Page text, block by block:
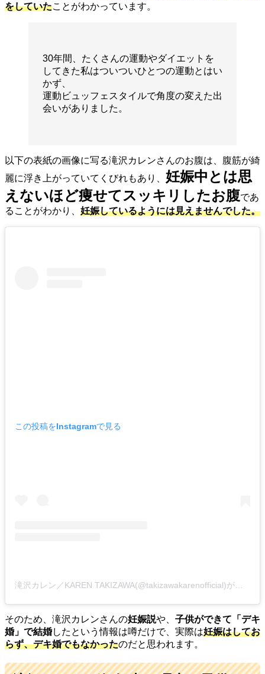
をしていたことがわかっています。
30年間、たくさんの運動やダイエットを
してきた私はついついひとつの運動とはい
かず、
運動ビュッフェスタイルで角度の変えた出
会いがありました。
以下の表紙の画像に写る滝沢カレンさんのお腹は、腹筋が綺
麗に浮き上がっていてくびれもあり、 妊娠中とは思
えないほど痩せてスッキリしたお腹であ
ることがわかり、 妊娠しているようには見えませんでした。
この投稿をInstagramで見る
そのため、滝沢カレンさんの妊娠説や、 子供ができて「デキ
婚」で結婚したという情報は噂だけで、実際は妊娠はしてお
らず、デキ婚でもなかったのだと思われます。